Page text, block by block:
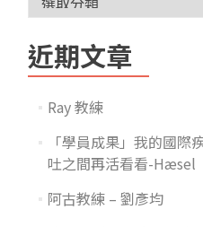
近期文章
Ray 教練
「學員成果」我的國際
吐之間再活看看-Hæsel
阿古教練 – 劉彥均